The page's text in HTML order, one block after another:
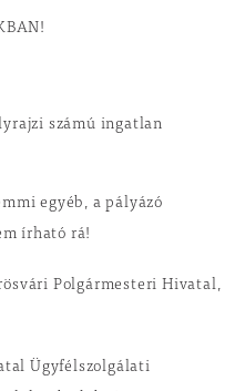
számú ingatlan
egyéb, a pályázó
írható rá!
Polgármesteri Hivatal,
Ügyfélszolgálati